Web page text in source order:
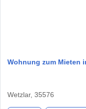
Wohnung zum Mieten
Wetzlar, 35576